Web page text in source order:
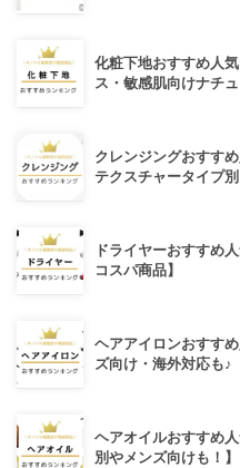
化粧下地おすすめ人
ス・敏感肌向けナチ
クレンジングおすす
テクスチャータイプ別
ドライヤーおすすめ
コスパ商品】
ヘアアイロンおすす
ズ向け・海外対応も♪
ヘアオイルおすすめ
別やメンズ向けも！】